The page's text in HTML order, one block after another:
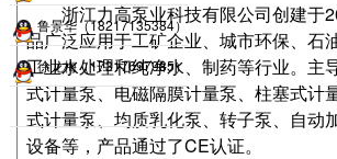
浙江力高泵业科技有限公司创建于
品广泛应用于工矿企业、城市环保、石
工业水处理和纯净水、制药等行业。主
式计量泵、电磁隔膜计量泵、柱塞式计
式计量泵、均质乳化泵、转子泵、自动
设备等，产品通过了CE认证。
鲁景华（18217135384）
徐龙梅（17317697985）